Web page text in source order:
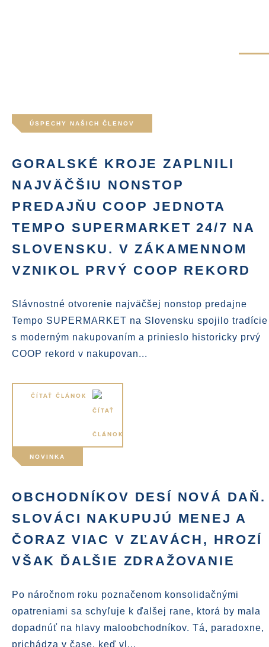
ÚSPECHY NAŠICH ČLENOV
GORALSKÉ KROJE ZAPLNILI
NAJVÄČŠIU NONSTOP
PREDAJŇU COOP JEDNOTA
TEMPO SUPERMARKET 24/7 NA
SLOVENSKU. V ZÁKAMENNOM
VZNIKOL PRVÝ COOP REKORD
Slávnostné otvorenie najväčšej nonstop predajne
Tempo SUPERMARKET na Slovensku spojilo tradície
s moderným nakupovaním a prinieslo historicky prvý
COOP rekord v nakupovan...
ČÍTAŤ ČLÁNOK
NOVINKA
OBCHODNÍKOV DESÍ NOVÁ DAŇ.
SLOVÁCI NAKUPUJÚ MENEJ A
ČORAZ VIAC V ZĽAVÁCH, HROZÍ
VŠAK ĎALŠIE ZDRAŽOVANIE
Po náročnom roku poznačenom konsolidačnými
opatreniami sa schyľuje k ďalšej rane, ktorá by mala
dopadnúť na hlavy maloobchodníkov. Tá, paradoxne,
prichádza v čase, keď vl...